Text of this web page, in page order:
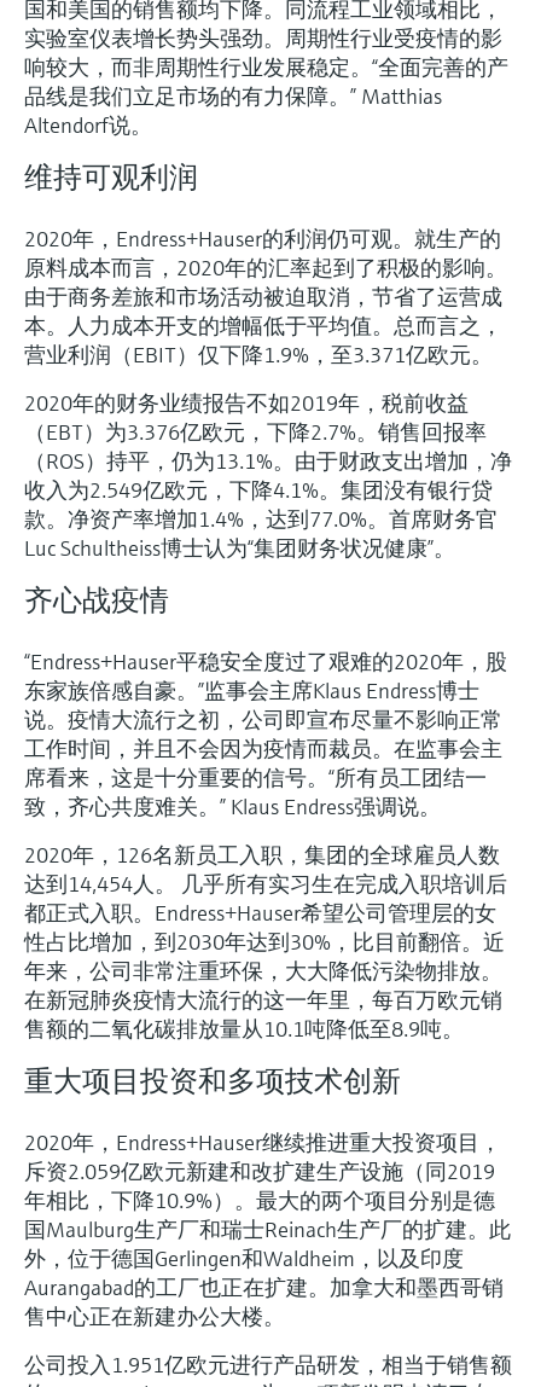
国和美国的销售额均下降。同流程工业领域相比，
实验室仪表增长势头强劲。周期性行业受疫情的影
响较大，而非周期性行业发展稳定。“全面完善的产
品线是我们立足市场的有力保障。” Matthias
Altendorf说。
维持可观利润
2020年，Endress+Hauser的利润仍可观。就生产的
原料成本而言，2020年的汇率起到了积极的影响。
由于商务差旅和市场活动被迫取消，节省了运营成
本。人力成本开支的增幅低于平均值。总而言之，
营业利润（EBIT）仅下降1.9%，至3.371亿欧元。
2020年的财务业绩报告不如2019年，税前收益
（EBT）为3.376亿欧元，下降2.7%。销售回报率
（ROS）持平，仍为13.1%。由于财政支出增加，净
收入为2.549亿欧元，下降4.1%。集团没有银行贷
款。净资产率增加1.4%，达到77.0%。首席财务官
Luc Schultheiss博士认为“集团财务状况健康”。
齐心战疫情
“Endress+Hauser平稳安全度过了艰难的2020年，股
东家族倍感自豪。”监事会主席Klaus Endress博士
说。疫情大流行之初，公司即宣布尽量不影响正常
工作时间，并且不会因为疫情而裁员。在监事会主
席看来，这是十分重要的信号。“所有员工团结一
致，齐心共度难关。” Klaus Endress强调说。
2020年，126名新员工入职，集团的全球雇员人数
达到14,454人。 几乎所有实习生在完成入职培训后
都正式入职。Endress+Hauser希望公司管理层的女
性占比增加，到2030年达到30%，比目前翻倍。近
年来，公司非常注重环保，大大降低污染物排放。
在新冠肺炎疫情大流行的这一年里，每百万欧元销
售额的二氧化碳排放量从10.1吨降低至8.9吨。
重大项目投资和多项技术创新
2020年，Endress+Hauser继续推进重大投资项目，
斥资2.059亿欧元新建和改扩建生产设施（同2019
年相比，下降10.9%）。最大的两个项目分别是德
国Maulburg生产厂和瑞士Reinach生产厂的扩建。此
外，位于德国Gerlingen和Waldheim，以及印度
Aurangabad的工厂也正在扩建。加拿大和墨西哥销
售中心正在新建办公大楼。
公司投入1.951亿欧元进行产品研发，相当于销售额